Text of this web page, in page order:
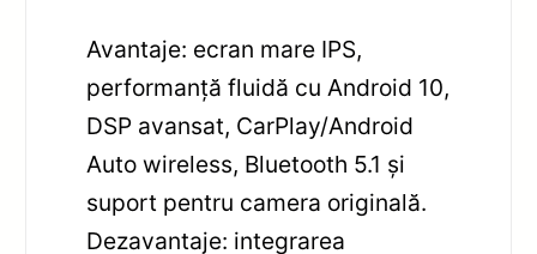
Avantaje: ecran mare IPS,
performanță fluidă cu Android 10,
DSP avansat, CarPlay/Android
Auto wireless, Bluetooth 5.1 și
suport pentru camera originală.
Dezavantaje: integrarea